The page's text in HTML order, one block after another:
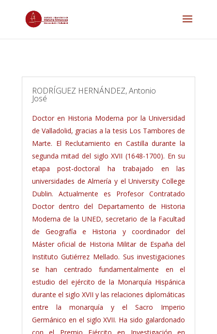
RODRÍGUEZ HERNÁNDEZ, Antonio
José
Doctor en Historia Moderna por la Universidad
de Valladolid, gracias a la tesis Los Tambores de
Marte. El Reclutamiento en Castilla durante la
segunda mitad del siglo XVII (1648-1700). En su
etapa post-doctoral ha trabajado en las
universidades de Almería y el University College
Dublin. Actualmente es Profesor Contratado
Doctor dentro del Departamento de Historia
Moderna de la UNED, secretario de la Facultad
de Geografía e Historia y coordinador del
Máster oficial de Historia Militar de España del
Instituto Gutiérrez Mellado. Sus investigaciones
se han centrado fundamentalmente en el
estudio del ejército de la Monarquía Hispánica
durante el siglo XVII y las relaciones diplomáticas
entre la monarquía y el Sacro Imperio
Germánico en el siglo XVII. Ha sido galardonado